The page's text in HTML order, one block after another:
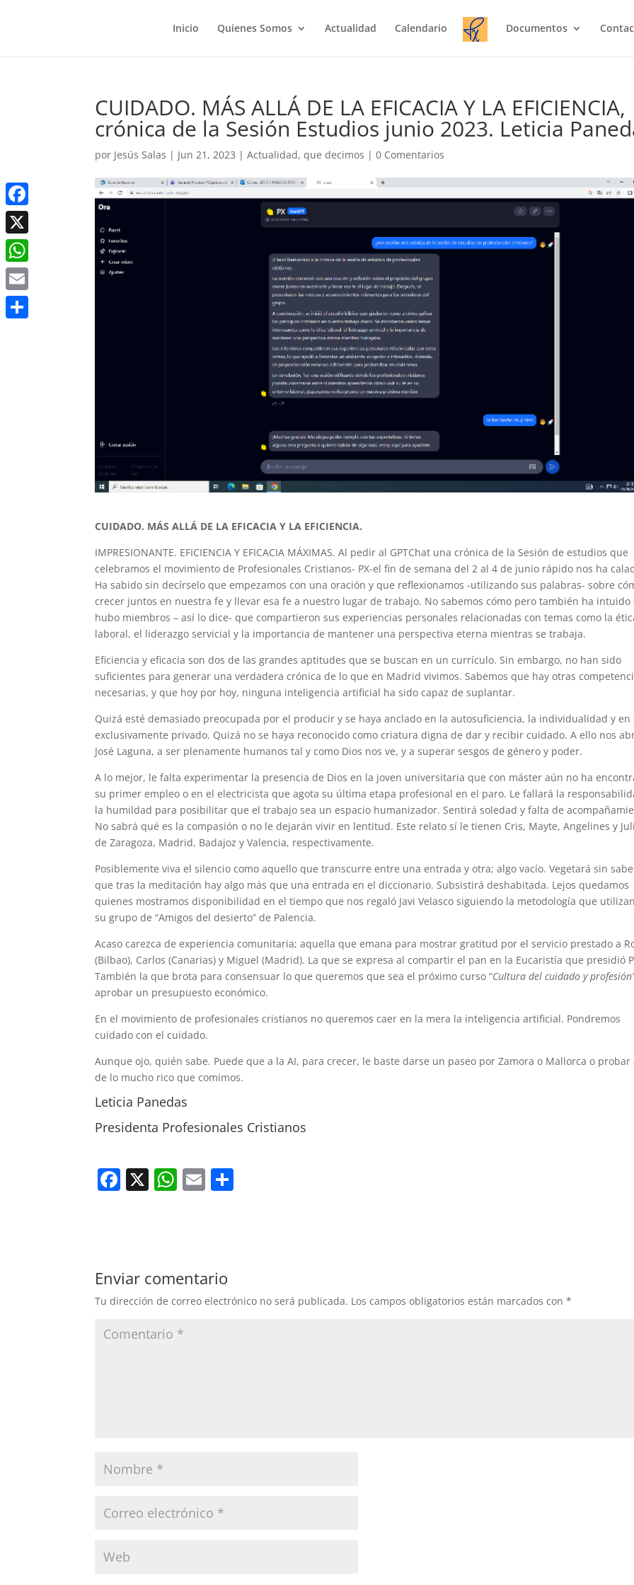
Inicio Quienes Somos Actualidad Calendario Documentos
CUIDADO. MÁS ALLÁ DE LA EFICACIA Y LA EFICIENCIA,
crónica de la Sesión Estudios junio 2023. Leticia
por Jesús Salas | Jun 21, 2023 |Actualidad,que decimos |0 Comentarios
CUIDADO. MÁS ALLÁ DE LA EFICACIA Y LA EFICIENCIA.
IMPRESIONANTE. EFICIENCIA Y EFICACIA MÁXIMAS. Al pedir al GPTChat una crónica de la Sesión de estudios que
celebramos el movimiento de Profesionales Cristianos- PX-el fin de semana del 2 al 4 de junio rápido nos ha
Ha sabido sin decírselo que empezamos con una oración y que reflexionamos -utilizando sus palabras- sobre
crecer juntos en nuestra fe y llevar esa fe a nuestro lugar de trabajo. No sabemos cómo pero también ha intuido
hubo miembros – así lo dice- que compartieron sus experiencias personales relacionadas con temas como la
laboral, el liderazgo servicial y la importancia de mantener una perspectiva eterna mientras se trabaja.
Eficiencia y eficacia son dos de las grandes aptitudes que se buscan en un currículo. Sin embargo, no han sido
suficientes para generar una verdadera crónica de lo que en Madrid vivimos. Sabemos que hay otras
necesarias, y que hoy por hoy, ninguna inteligencia artificial ha sido capaz de suplantar.
Quizá esté demasiado preocupada por el producir y se haya anclado en la autosuficiencia, la individualidad y en
exclusivamente privado. Quizá no se haya reconocido como criatura digna de dar y recibir cuidado. A ello nos
José Laguna, a ser plenamente humanos tal y como Dios nos ve, y a superar sesgos de género y poder.
A lo mejor, le falta experimentar la presencia de Dios en la joven universitaria que con máster aún no ha
su primer empleo o en el electricista que agota su última etapa profesional en el paro. Le fallará la
la humildad para posibilitar que el trabajo sea un espacio humanizador. Sentirá soledad y falta de
No sabrá qué es la compasión o no le dejarán vivir en lentitud. Este relato sí le tienen Cris, Mayte, Angelines y
de Zaragoza, Madrid, Badajoz y Valencia, respectivamente.
Posiblemente viva el silencio como aquello que transcurre entre una entrada y otra; algo vacío. Vegetará sin
que tras la meditación hay algo más que una entrada en el diccionario. Subsistirá deshabitada. Lejos quedamos
quienes mostramos disponibilidad en el tiempo que nos regaló Javi Velasco siguiendo la metodología que
su grupo de “Amigos del desierto” de Palencia.
Acaso carezca de experiencia comunitaria; aquella que emana para mostrar gratitud por el servicio prestado a
(Bilbao), Carlos (Canarias) y Miguel (Madrid). La que se expresa al compartir el pan en la Eucaristía que presidió
También la que brota para consensuar lo que queremos que sea el próximo curso “Cultura del cuidado y
aprobar un presupuesto económico.
En el movimiento de profesionales cristianos no queremos caer en la mera la inteligencia artificial. Pondremos
cuidado con el cuidado.
Aunque ojo, quién sabe. Puede que a la AI, para crecer, le baste darse un paseo por Zamora o Mallorca o probar
de lo mucho rico que comimos.
Leticia Panedas
Presidenta Profesionales Cristianos
F
b
o
o
k
X W
A
p
p
E
tir
Enviar comentario
Tu dirección de correo electrónico no será publicada. Los campos obligatorios están marcados con*
Facebook
X
WhatsApp
Email